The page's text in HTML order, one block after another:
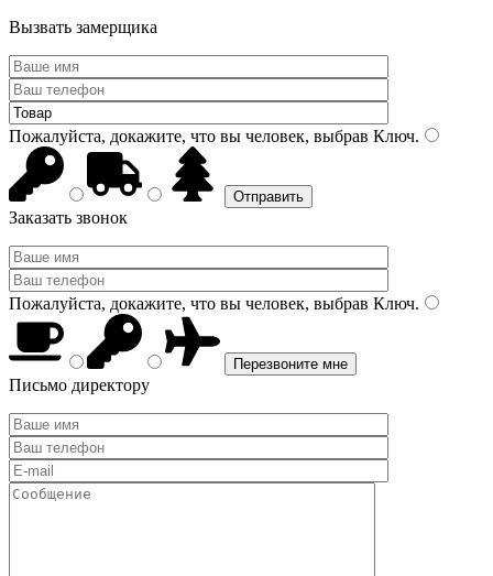
Вызвать замерщика
Пожалуйста, докажите, что вы человек, выбрав Ключ.
Заказать звонок
Пожалуйста, докажите, что вы человек, выбрав Ключ.
Письмо директору